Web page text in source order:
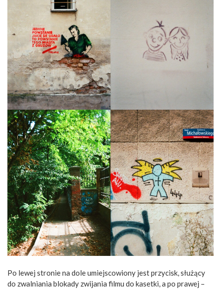
Po lewej stronie na dole umiejscowiony jest przycisk, służący
do zwalniania blokady zwijania filmu do kasetki, a po prawej –